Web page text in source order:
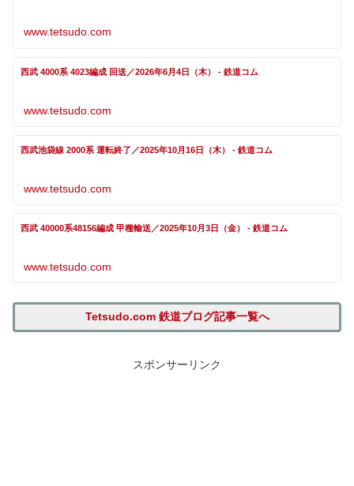
www.tetsudo.com
西武 4000系 4023編成 回送／2026年6月4日（木） - 鉄道コム
www.tetsudo.com
西武池袋線 2000系 運転終了／2025年10月16日（木） - 鉄道コム
www.tetsudo.com
西武 40000系48156編成 甲種輸送／2025年10月3日（金） - 鉄道コム
www.tetsudo.com
Tetsudo.com 鉄道ブログ記事一覧へ
スポンサーリンク